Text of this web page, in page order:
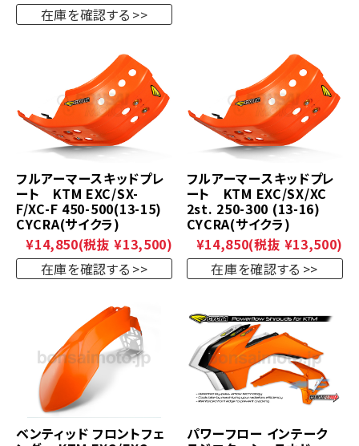
在庫を確認する
フルアーマースキッドプレ
ート KTM EXC/SX-
F/XC-F 450-500(13-15)
CYCRA(サイクラ)
¥14,850(税抜 ¥13,500)
在庫を確認する
フルアーマースキッドプレ
ート KTM EXC/SX/XC
2st. 250-300 (13-16)
CYCRA(サイクラ)
¥14,850(税抜 ¥13,500)
在庫を確認する
ベンティッド フロントフェ パワーフロー インテーク